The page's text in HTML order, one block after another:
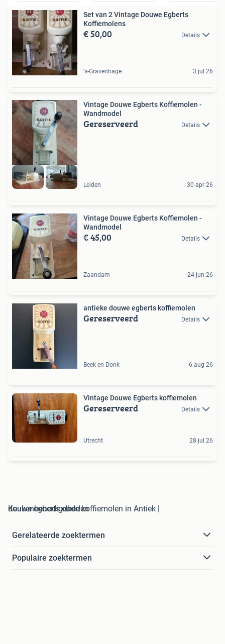
Set van 2 Vintage Douwe Egberts
Koffiemolens
€ 50,00 Details
's-Gravenhage 3 jul 26
Vintage Douwe Egberts Koffiemolen -
Wandmodel
Gereserveerd Details
Leiden 30 apr 26
Vintage Douwe Egberts Koffiemolen -
Wandmodel
€ 45,00 Details
Zaandam 24 jun 26
antieke douwe egberts koffiemolen
Gereserveerd Details
Beek en Donk 6 aug 26
Vintage Douwe Egberts koffiemolen
Gereserveerd Details
Utrecht 28 jul 26
douwe egberts oude koffiemolen in Antiek | Keukenbenodigdheden
Gerelateerde zoektermen
Populaire zoektermen